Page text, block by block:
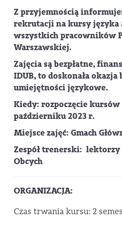
Z przyjemnością
rekrutacji na kursy języka
wszystkich pracowników
Warszawskiej.
Zajęcia są bezpłatne,
IDUB, to doskonała
umiejętności językowe.
Kiedy: rozpoczęcie
październiku 2023 r.
Miejsce zajęć: Gmach
Zespół trenerski: lektorzy
Obcych
ORGANIZACJA:
Czas trwania kursu: 2